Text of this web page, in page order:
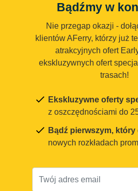
Bądźmy w
Nie przegap okazji -
klientów AFerry, którzy już
atrakcyjnych ofert
ekskluzywnych ofert
trasach!
Ekskluzywne oferty
z oszczędnościami do
Bądź pierwszym, który
nowych rozkładach